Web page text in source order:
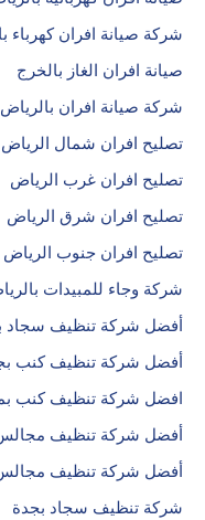
شركة صيانة افران كهرباء
صيانة افران الغاز بالخرج
شركة صيانة افران بالرياض
تصليح افران شمال الرياض
تصليح افران غرب الرياض
تصليح افران شرق الرياض
تصليح افران جنوب الرياض
شركة وجاء للمبيدات
أفضل شركة تنظيف سجاد
أفضل شركة تنظيف كنب
افضل شركة تنظيف كنب
أفضل شركة تنظيف
أفضل شركة تنظيف
شركة تنظيف سجاد بجدة